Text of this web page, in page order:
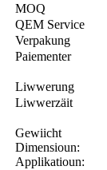
MOQ
QEM Service
Verpakung
Paiementer
Liwwerung
Liwwerzäit
Gewiicht
Dimensioun:
Applikatioun: